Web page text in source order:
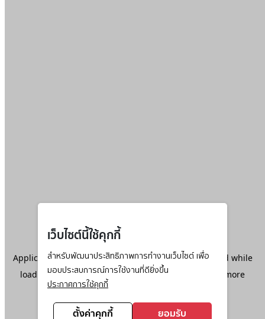
เว็บไซต์นี้ใช้คุกกี้
สำหรับพัฒนาประสิทธิภาพการทำงานเว็บไซต์ เพื่อ
มอบประสบการณ์การใช้งานที่ดียิ่งขึ้น
ประกาศการใช้คุกกี้
ตั้งค่าคุกกี้ ยอมรับ
Application error: aclient-side exception has occurred while
loadingwww.ktc.co.th(see the browser console
for more
information).